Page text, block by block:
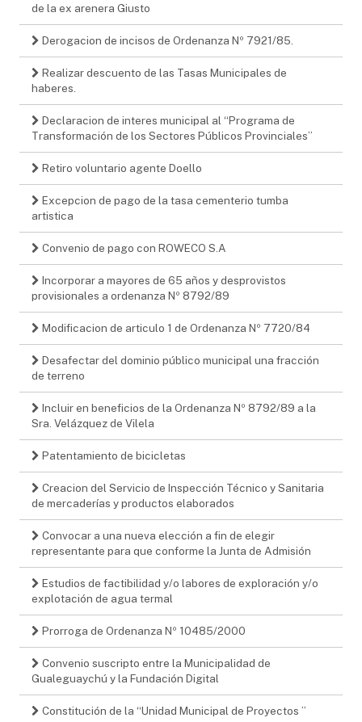
de la ex arenera Giusto
Derogacion de incisos de Ordenanza Nº 7921/85.
Realizar descuento de las Tasas Municipales de
haberes.
Declaracion de interes municipal al “Programa de
Transformación de los Sectores Públicos Provinciales”
Retiro voluntario agente Doello
Excepcion de pago de la tasa cementerio tumba
artistica
Convenio de pago con ROWECO S.A
Incorporar a mayores de 65 años y desprovistos
provisionales a ordenanza Nº 8792/89
Modificacion de articulo 1 de Ordenanza Nº 7720/84
Desafectar del dominio público municipal una fracción
de terreno
Incluir en beneficios de la Ordenanza Nº 8792/89 a la
Sra. Velázquez de Vilela
Patentamiento de bicicletas
Creacion del Servicio de Inspección Técnico y Sanitaria
de mercaderías y productos elaborados
Convocar a una nueva elección a fin de elegir
representante para que conforme la Junta de Admisión
Estudios de factibilidad y/o labores de exploración y/o
explotación de agua termal
Prorroga de Ordenanza Nº 10485/2000
Convenio suscripto entre la Municipalidad de
Gualeguaychú y la Fundación Digital
Constitución de la “Unidad Municipal de Proyectos ”